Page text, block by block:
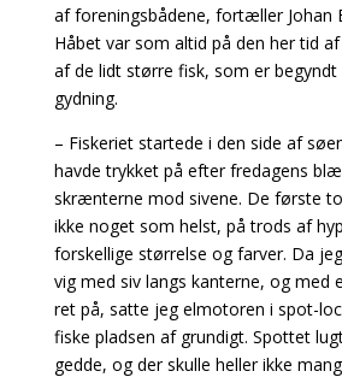
af foreningsbådene, fortæller Johan
Håbet var som altid på den her tid
af de lidt større fisk, som er
gydning.
– Fiskeriet startede i den side af
havde trykket på efter fredagens
skrænterne mod sivene. De første
ikke noget som helst, på trods af
forskellige størrelse og farver. Da
vig med siv langs kanterne, og med
ret på, satte jeg elmotoren i spot-
fiske pladsen af grundigt. Spottet
gedde, og der skulle heller ikke